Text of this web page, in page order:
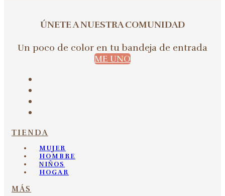
ÚNETE A NUESTRA COMUNIDAD
Un poco de color en tu bandeja de entrada
ME UNO
TIENDA
MUJER
HOMBRE
NIÑOS
HOGAR
MÁS